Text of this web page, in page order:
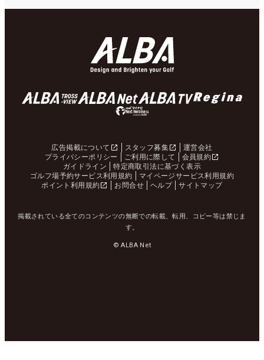
広告掲載について スタッフ募集
運営会社
プライバシーポリシー
ご利用に際して
会員規約
ガイドライン
特定商取引法に基づく表示
ゴルフ場予約サービス利用規約
マイページサービス利用規約
ポイント利用規約
お問合せ ヘルプ サイトマップ
掲載されている全てのコンテンツの無断での転載、転用、コピー等は禁じま
す。
© ALBA Net